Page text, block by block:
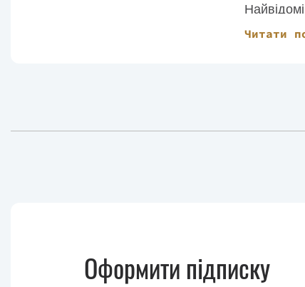
«Спокій.
Читати
Оформити підписку